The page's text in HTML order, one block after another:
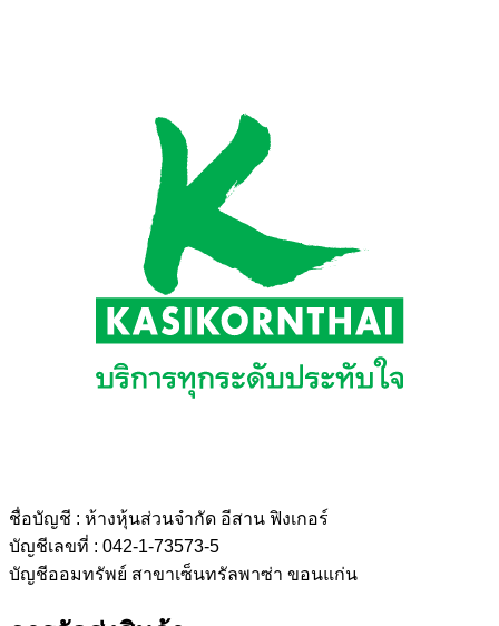
ชื่อบัญชี : ห้างหุ้นส่วนจำกัด อีสาน ฟิงเกอร์
บัญชีเลขที่ : 042-1-73573-5
บัญชีออมทรัพย์ สาขาเซ็นทรัลพาซ่า ขอนแก่น